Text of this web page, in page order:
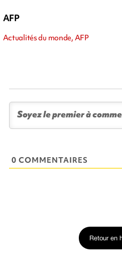
AFP
Actualités du monde, AFP
0 COMMENTAIRES
Retour en